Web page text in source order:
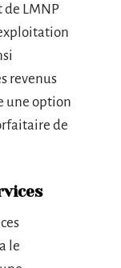
de LMNP
revenus
une option
de
le